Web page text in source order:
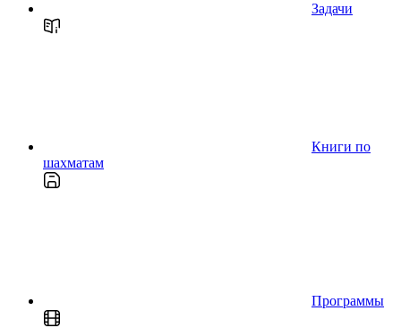
Задачи
Книги по
шахматам
Программы